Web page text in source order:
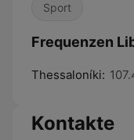
Sport
Frequenzen
Thessaloníki:
Kontakte